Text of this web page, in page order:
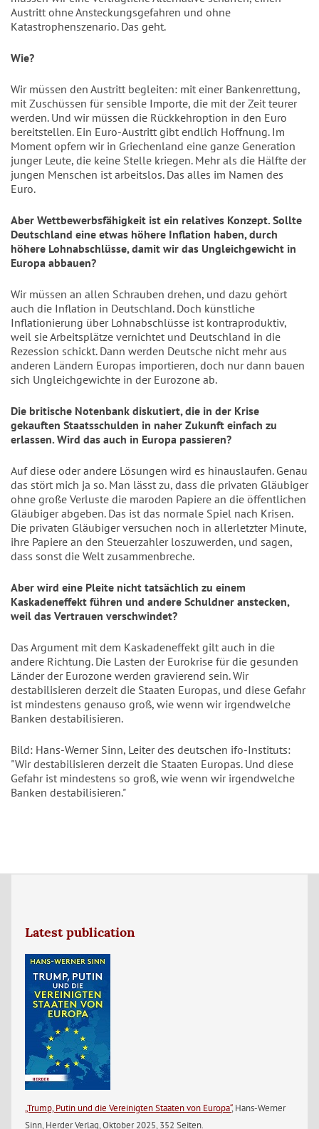
Austritt ohne Ansteckungsgefahren und ohne
Katastrophenszenario. Das geht.
Wie?
Wir müssen den Austritt begleiten: mit einer Bankenrettung,
mit Zuschüssen für sensible Importe, die mit der Zeit teurer
werden. Und wir müssen die Rückkehroption in den Euro
bereitstellen. Ein Euro-Austritt gibt endlich Hoffnung. Im
Moment opfern wir in Griechenland eine ganze Generation
junger Leute, die keine Stelle kriegen. Mehr als die Hälfte der
jungen Menschen ist arbeitslos. Das alles im Namen des
Euro.
Aber Wettbewerbsfähigkeit ist ein relatives Konzept. Sollte
Deutschland eine etwas höhere Inflation haben, durch
höhere Lohnabschlüsse, damit wir das Ungleichgewicht in
Europa abbauen?
Wir müssen an allen Schrauben drehen, und dazu gehört
auch die Inflation in Deutschland. Doch künstliche
Inflationierung über Lohnabschlüsse ist kontraproduktiv,
weil sie Arbeitsplätze vernichtet und Deutschland in die
Rezession schickt. Dann werden Deutsche nicht mehr aus
anderen Ländern Europas importieren, doch nur dann bauen
sich Ungleichgewichte in der Eurozone ab.
Die britische Notenbank diskutiert, die in der Krise
gekauften Staatsschulden in naher Zukunft einfach zu
erlassen. Wird das auch in Europa passieren?
Auf diese oder andere Lösungen wird es hinauslaufen. Genau
das stört mich ja so. Man lässt zu, dass die privaten Gläubiger
ohne große Verluste die maroden Papiere an die öffentlichen
Gläubiger abgeben. Das ist das normale Spiel nach Krisen.
Die privaten Gläubiger versuchen noch in allerletzter Minute,
ihre Papiere an den Steuerzahler loszuwerden, und sagen,
dass sonst die Welt zusammenbreche.
Aber wird eine Pleite nicht tatsächlich zu einem
Kaskadeneffekt führen und andere Schuldner anstecken,
weil das Vertrauen verschwindet?
Das Argument mit dem Kaskadeneffekt gilt auch in die
andere Richtung. Die Lasten der Eurokrise für die gesunden
Länder der Eurozone werden gravierend sein. Wir
destabilisieren derzeit die Staaten Europas, und diese Gefahr
ist mindestens genauso groß, wie wenn wir irgendwelche
Banken destabilisieren.
Bild: Hans-Werner Sinn, Leiter des deutschen ifo-Instituts:
"Wir destabilisieren derzeit die Staaten Europas. Und diese
Gefahr ist mindestens so groß, wie wenn wir irgendwelche
Banken destabilisieren."
Latest publication
„Trump, Putin und die Vereinigten Staaten von Europa“, Hans-Werner
Sinn, Herder Verlag, Oktober 2025, 352 Seiten.